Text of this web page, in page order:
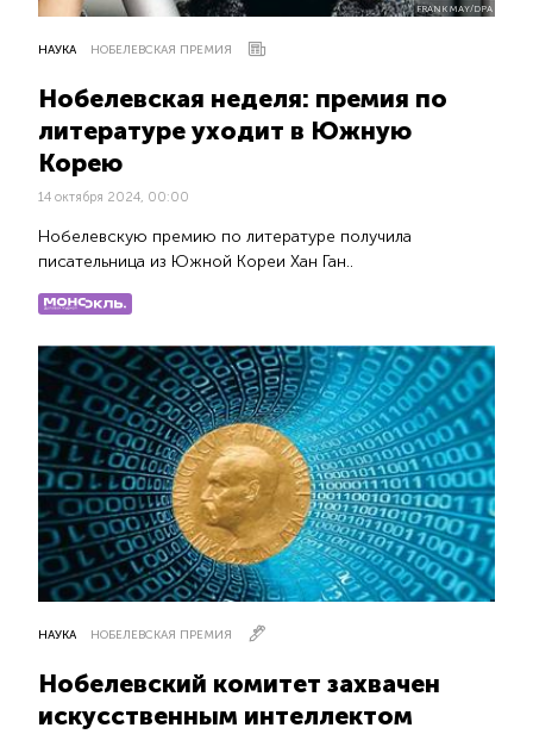
FRANK MAY/DPA
НАУКА НОБЕЛЕВСКАЯ ПРЕМИЯ
Нобелевская неделя: премия по
литературе уходит в Южную
Корею
14 октября 2024, 00:00
Нобелевскую премию по литературе получила
писательница из Южной Кореи Хан Ган..
НАУКА НОБЕЛЕВСКАЯ ПРЕМИЯ
Нобелевский комитет захвачен
искусственным интеллектом